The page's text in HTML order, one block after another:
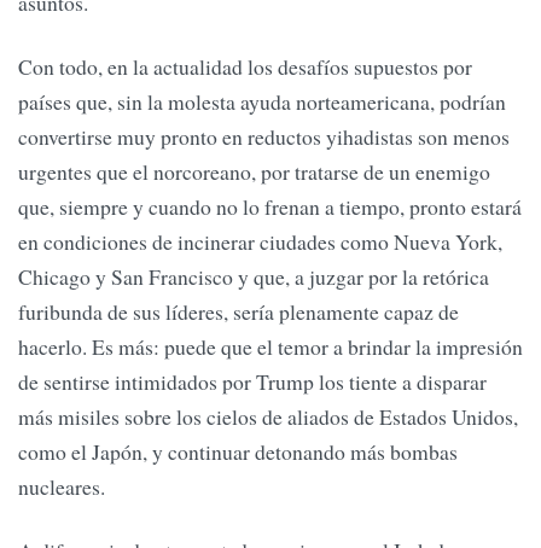
Con todo, en la actualidad los desafíos supuestos por
países que, sin la molesta ayuda norteamericana, podrían
convertirse muy pronto en reductos yihadistas son menos
urgentes que el norcoreano, por tratarse de un enemigo
que, siempre y cuando no lo frenan a tiempo, pronto estará
en condiciones de incinerar ciudades como Nueva York,
Chicago y San Francisco y que, a juzgar por la retórica
furibunda de sus líderes, sería plenamente capaz de
hacerlo. Es más: puede que el temor a brindar la impresión
de sentirse intimidados por Trump los tiente a disparar
más misiles sobre los cielos de aliados de Estados Unidos,
como el Japón, y continuar detonando más bombas
nucleares.